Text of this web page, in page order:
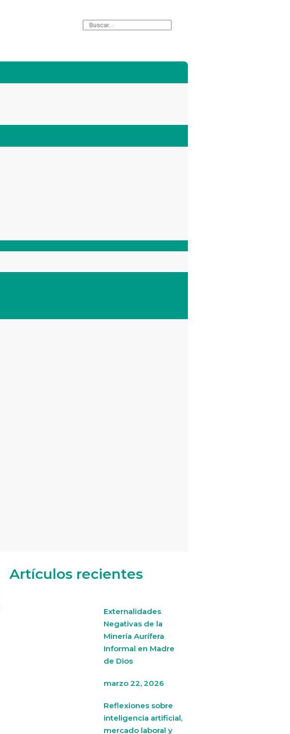
Artículos recientes
Externalidades
Negativas de la
Minería Aurífera
Informal en Madre
de Dios
marzo 22, 2026
Reflexiones sobre
inteligencia artificial,
mercado laboral y